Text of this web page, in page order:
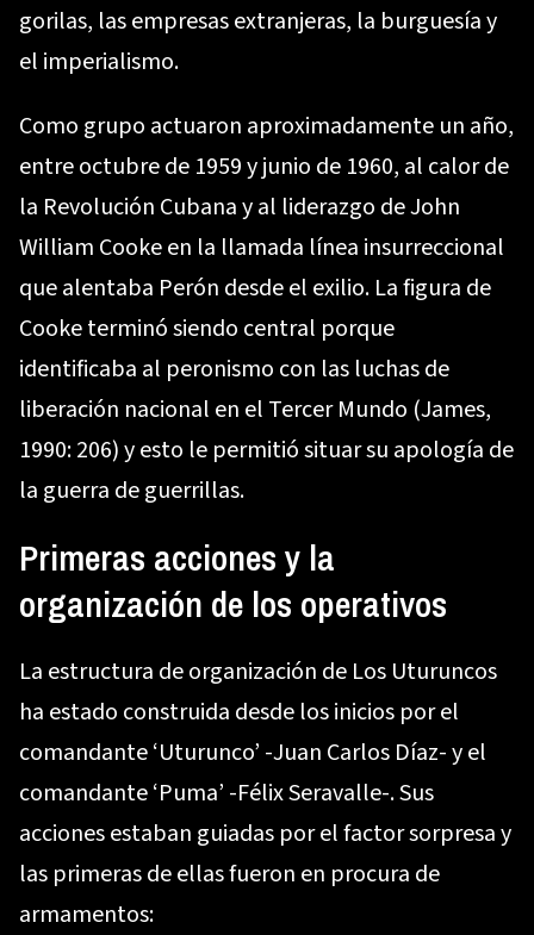
gorilas, las empresas extranjeras, la burguesía y
el imperialismo.
Como grupo actuaron aproximadamente un año,
entre octubre de 1959 y junio de 1960, al calor de
la Revolución Cubana y al liderazgo de John
William Cooke en la llamada línea insurreccional
que alentaba Perón desde el exilio. La figura de
Cooke terminó siendo central porque
identificaba al peronismo con las luchas de
liberación nacional en el Tercer Mundo (James,
1990: 206) y esto le permitió situar su apología de
la guerra de guerrillas.
Primeras acciones y la
organización de los operativos
La estructura de organización de Los Uturuncos
ha estado construida desde los inicios por el
comandante ‘Uturunco’ -Juan Carlos Díaz- y el
comandante ‘Puma’ -Félix Seravalle-. Sus
acciones estaban guiadas por el factor sorpresa y
las primeras de ellas fueron en procura de
armamentos: